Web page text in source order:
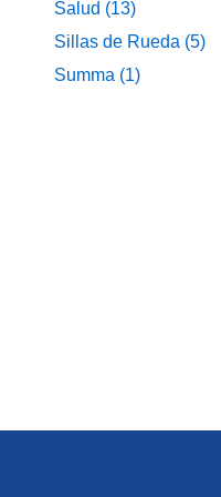
Salud (13)
Sillas de Rueda (5)
Summa (1)